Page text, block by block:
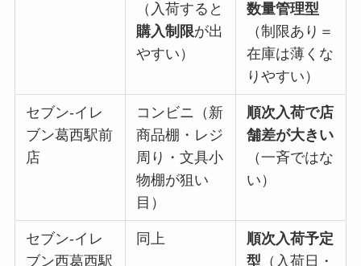
（入荷すると
購入制限が出
やすい）
数量管理型
（制限あり＝
在庫は薄くな
りやすい）
セブン-イレ
ブン葛西駅前
店
コンビニ（新
商品棚・レジ
周り・文具小
物棚が狙い
目）
順次入荷で店
舗差が大きい
（一斉ではな
い）
セブン-イレ
ブン西葛西駅
同上
順次入荷予定
型 （入荷日・